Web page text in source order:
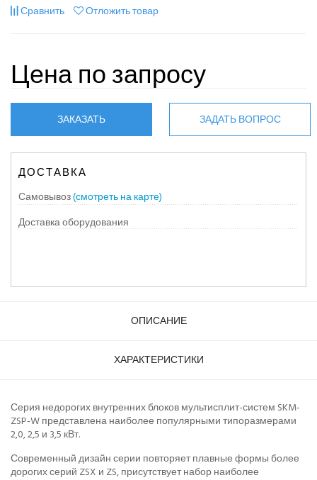
Сравнить Отложить товар
Цена по запросу
ЗАКАЗАТЬ ЗАДАТЬ ВОПРОС
ДОСТАВКА
Самовывоз(смотреть на карте)
Доставка оборудования
ОПИСАНИЕ
ХАРАКТЕРИСТИКИ
Серия недорогих внутренних блоков мультисплит-систем SKM-
ZSP-W представлена наиболее популярными типоразмерами
2,0, 2,5 и 3,5 кВт.
Современный дизайн серии повторяет плавные формы более
дорогих серий ZSX и ZS, присутствует набор наиболее